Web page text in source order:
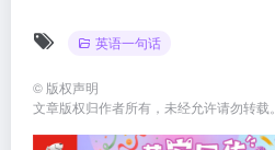
英语一句话
© 版权声明
文章版权归作者所有，未经允许请勿转载。